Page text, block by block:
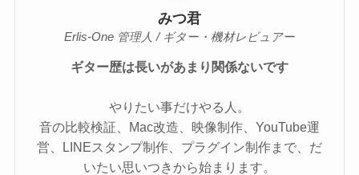
みつ君
Erlis-One 管理人 / ギター・機材レビュアー
ギター歴は長いがあまり関係ないです
やりたい事だけやる人。
音の比較検証、Mac改造、映像制作、YouTube運
営、LINEスタンプ制作、プラグイン制作まで、だ
いたい思いつきから始まります。